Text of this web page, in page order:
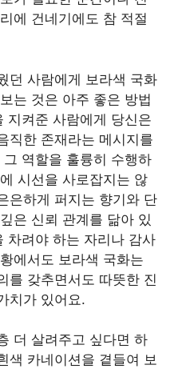
에 건네기에도 참 적절
던 사람에게 보라색 국화
는 것은 아주 좋은 방법
지켜준 사람에게 당신은
직한 존재라는 메시지를
역할을 훌륭히 수행하
시선을 사로잡지는 않
은하게 퍼지는 향기와 단
은 신뢰 관계를 닮아 있
차려야 하는 자리나 감사
에서도 보라색 국화는
를 갖추면서도 따뜻한 진
치가 있어요.
더 살려주고 싶다면 하
색 카네이션을 곁들여 보